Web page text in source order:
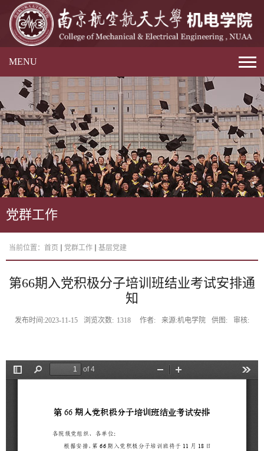
MENU
党群工作
当前位置： 首页 党群工作 基层党建
第66期入党积极分子培训班结业考试安排通
知
发布时间:2023-11-15 浏览次数: 1318 作者: 来源:机电学院 供图: 审核: